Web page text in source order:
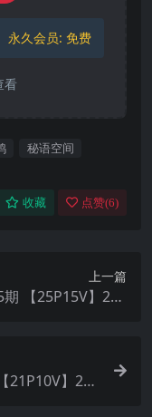
永久会员: 免费
看
秘语空间
收藏 点赞(6)
上一篇
【25P15V】202
21P10V】202